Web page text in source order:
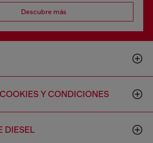
Descubre más
Y CONDICIONES
DIESEL